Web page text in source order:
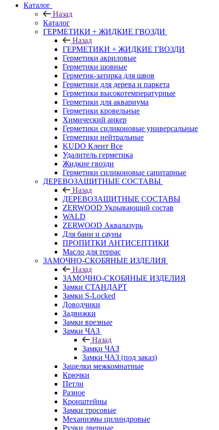
Каталог
Назад
Каталог
ГЕРМЕТИКИ + ЖИДКИЕ ГВОЗДИ
Назад
ГЕРМЕТИКИ + ЖИДКИЕ ГВОЗДИ
Герметики акриловые
Герметики шовные
Герметик-затирка для швов
Герметики для дерева и паркета
Герметики высокотемпературные
Герметики для аквариума
Герметики кровельные
Химический анкер
Герметики силиконовые универсальные
Герметики нейтральные
KUDO Клеит Все
Удалитель герметика
Жидкие гвозди
Герметики силиконовые санитарные
ДЕРЕВОЗАЩИТНЫЕ СОСТАВЫ
Назад
ДЕРЕВОЗАЩИТНЫЕ СОСТАВЫ
ZERWOOD Укрывающий состав
WALD
ZERWOOD Аквалазурь
Для бани и сауны
ПРОПИТКИ АНТИСЕПТИКИ
Масло для террас
ЗАМОЧНО-СКОБЯНЫЕ ИЗДЕЛИЯ
Назад
ЗАМОЧНО-СКОБЯНЫЕ ИЗДЕЛИЯ
Замки СТАНДАРТ
Замки S-Locked
Доводчики
Задвижки
Замки врезные
Замки ЧАЗ
Назад
Замки ЧАЗ
Замки ЧАЗ (под заказ)
Защелки межкомнатные
Крючки
Петли
Разное
Кронштейны
Замки тросовые
Механизмы цилиндровые
Ручки дверные